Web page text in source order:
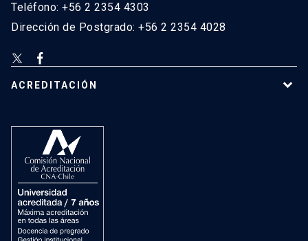
Teléfono: +56 2 2354 4303
Dirección de Postgrado: +56 2 2354 4028
ACREDITACIÓN